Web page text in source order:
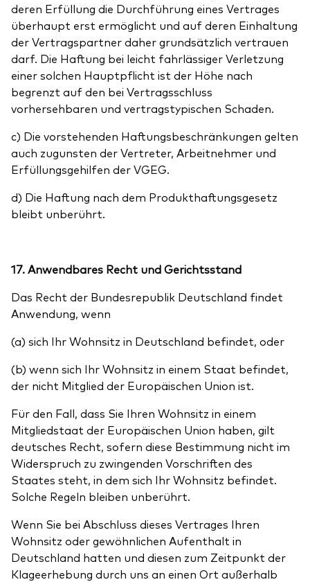
deren Erfüllung die Durchführung eines Vertrages
überhaupt erst ermöglicht und auf deren Einhaltung
der Vertragspartner daher grundsätzlich vertrauen
darf. Die Haftung bei leicht fahrlässiger Verletzung
einer solchen Hauptpflicht ist der Höhe nach
begrenzt auf den bei Vertragsschluss
vorhersehbaren und vertragstypischen Schaden.
c) Die vorstehenden Haftungsbeschränkungen gelten
auch zugunsten der Vertreter, Arbeitnehmer und
Erfüllungsgehilfen der VGEG.
d) Die Haftung nach dem Produkthaftungsgesetz
bleibt unberührt.
17. Anwendbares Recht und Gerichtsstand
Das Recht der Bundesrepublik Deutschland findet
Anwendung, wenn
(a) sich Ihr Wohnsitz in Deutschland befindet, oder
(b) wenn sich Ihr Wohnsitz in einem Staat befindet,
der nicht Mitglied der Europäischen Union ist.
Für den Fall, dass Sie Ihren Wohnsitz in einem
Mitgliedstaat der Europäischen Union haben, gilt
deutsches Recht, sofern diese Bestimmung nicht im
Widerspruch zu zwingenden Vorschriften des
Staates steht, in dem sich Ihr Wohnsitz befindet.
Solche Regeln bleiben unberührt.
Wenn Sie bei Abschluss dieses Vertrages Ihren
Wohnsitz oder gewöhnlichen Aufenthalt in
Deutschland hatten und diesen zum Zeitpunkt der
Klageerhebung durch uns an einen Ort außerhalb